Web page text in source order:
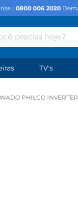
| 0800 006 2020
precisa hoje?
TV's
PHILCO